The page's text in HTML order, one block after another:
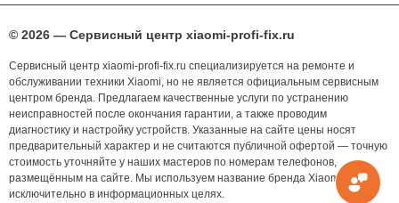
© 2026 — Сервисный центр xiaomi-profi-fix.ru
Сервисный центр xiaomi-profi-fix.ru специализируется на ремонте и
обслуживании техники Xiaomi, но не является официальным сервисным
центром бренда. Предлагаем качественные услуги по устранению
неисправностей после окончания гарантии, а также проводим
диагностику и настройку устройств. Указанные на сайте цены носят
предварительный характер и не считаются публичной офертой — точную
стоимость уточняйте у наших мастеров по номерам телефонов,
размещённым на сайте. Мы используем название бренда Xiaomi
исключительно в информационных целях.